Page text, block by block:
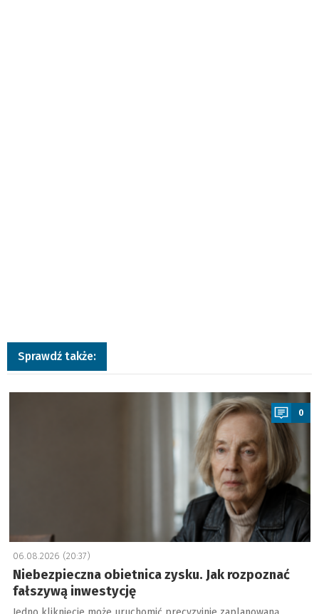
Sprawdź także:
a
0
06.08.2026 (20:37)
Niebezpieczna obietnica zysku. Jak rozpoznać
fałszywą inwestycję